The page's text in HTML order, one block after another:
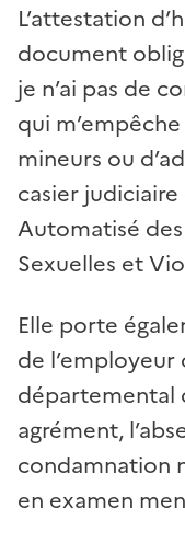
L’attestation
document
je n’ai pas de
qui
mineurs ou
casier
Automatisé
Sexuelles et
Elle porte
de
départemental
agrément,
condamnation
en examen